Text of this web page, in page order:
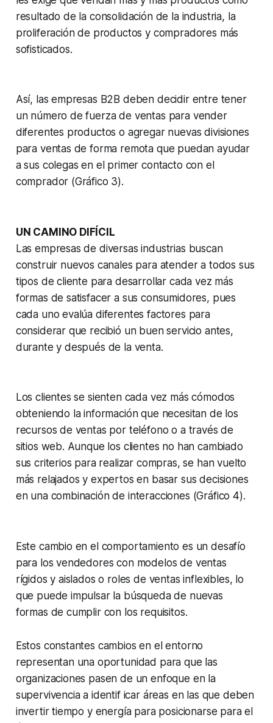
resultado de la consolidación de la industria, la
proliferación de productos y compradores más
sofisticados.
Así, las empresas B2B deben decidir entre tener
un número de fuerza de ventas para vender
diferentes productos o agregar nuevas divisiones
para ventas de forma remota que puedan ayudar
a sus colegas en el primer contacto con el
comprador (Gráfico 3).
UN CAMINO DIFÍCIL
Las empresas de diversas industrias buscan
construir nuevos canales para atender a todos sus
tipos de cliente para desarrollar cada vez más
formas de satisfacer a sus consumidores, pues
cada uno evalúa diferentes factores para
considerar que recibió un buen servicio antes,
durante y después de la venta.
Los clientes se sienten cada vez más cómodos
obteniendo la información que necesitan de los
recursos de ventas por teléfono o a través de
sitios web. Aunque los clientes no han cambiado
sus criterios para realizar compras, se han vuelto
más relajados y expertos en basar sus decisiones
en una combinación de interacciones (Gráfico 4).
Este cambio en el comportamiento es un desafío
para los vendedores con modelos de ventas
rígidos y aislados o roles de ventas inflexibles, lo
que puede impulsar la búsqueda de nuevas
formas de cumplir con los requisitos.
Estos constantes cambios en el entorno
representan una oportunidad para que las
organizaciones pasen de un enfoque en la
supervivencia a identif icar áreas en las que deben
invertir tiempo y energía para posicionarse para el